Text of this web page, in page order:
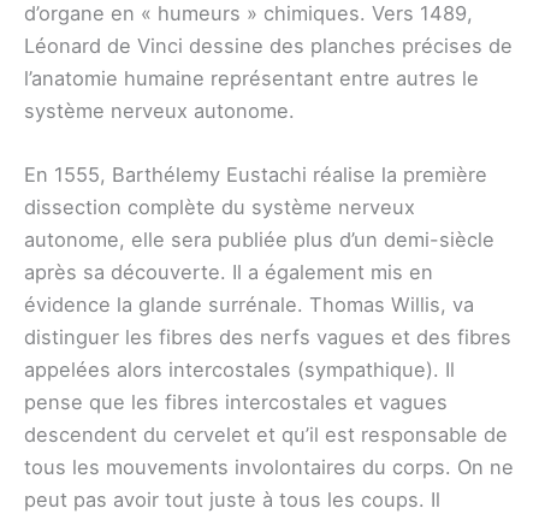
d’organe en « humeurs » chimiques. Vers 1489,
Léonard de Vinci dessine des planches précises de
l’anatomie humaine représentant entre autres le
système nerveux autonome.
En 1555, Barthélemy Eustachi réalise la première
dissection complète du système nerveux
autonome, elle sera publiée plus d’un demi-siècle
après sa découverte. Il a également mis en
évidence la glande surrénale. Thomas Willis, va
distinguer les fibres des nerfs vagues et des fibres
appelées alors intercostales (sympathique). Il
pense que les fibres intercostales et vagues
descendent du cervelet et qu’il est responsable de
tous les mouvements involontaires du corps. On ne
peut pas avoir tout juste à tous les coups. Il